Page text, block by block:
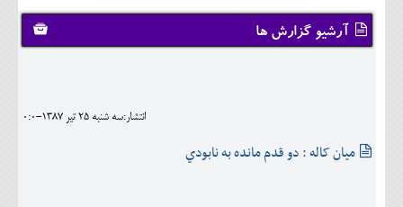
تماس با ما
وبلاگ
کلینیک
آرشیو گزارش ها
انتشار:سه شنبه 25 تير 1387-0:0
ميان کاله : دو قدم مانده به نابودي